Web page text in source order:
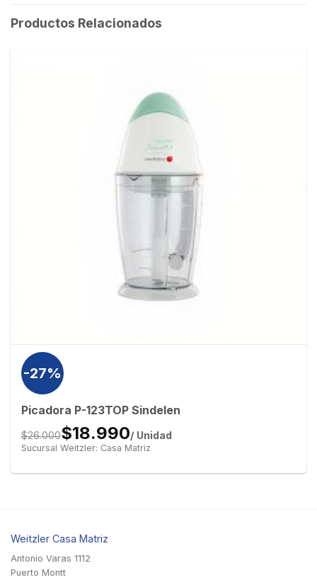
Productos Relacionados
-27%
Picadora P-123TOP Sindelen
$26.000$18.990/ Unidad
Sucursal Weitzler: Casa Matriz
Weitzler Casa Matriz
Antonio Varas 1112
Puerto Montt